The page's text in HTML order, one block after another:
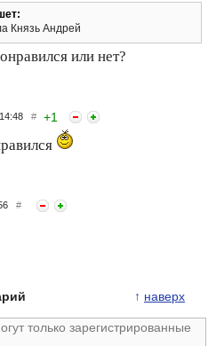
Князь Андрей
или нет?
# +1
#
↑ наверх